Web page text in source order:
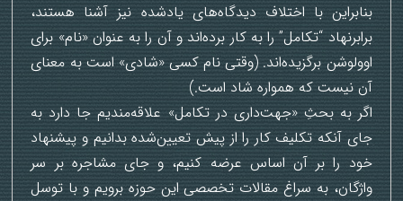
بنابراین با اختلاف دیدگاه‌های یادشده نیز آشنا هستند،
برابرنهاد “تکامل” را به کار برده‌اند و آن را به عنوان «نام» برای
اوولوشن برگزیده‌اند. (وقتی نام کسی «شادی» است به معنای
آن نیست که همواره شاد است.)
اگر به بحثِ «جهت‌داری در تکامل» علاقه‌مندیم جا دارد به
جای آنکه تکلیف کار را از پیش تعیین‌شده بدانیم و پیشنهاد
خود را بر آن اساس عرضه کنیم، و جای مشاجره بر سر
واژگان، به سراغ مقالات تخصصی این حوزه برویم و با توسل